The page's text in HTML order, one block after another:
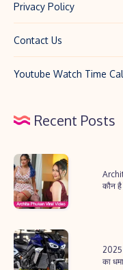
Privacy Policy
Contact Us
Youtube Watch Time
Recent Posts
Archita
Phukan
Viral
असम
की
कौन
2025
में
2025
का